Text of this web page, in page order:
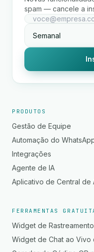
spam — cancele a
PRODUTOS
Gestão de Equipe
Automação do
Integrações
Agente de IA
Aplicativo de Central de
FERRAMENTAS
Widget de
Widget de Chat ao Vivo